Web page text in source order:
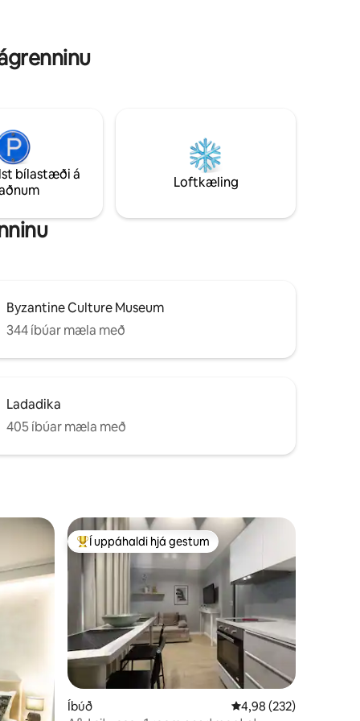
bílastæði á
Loftkæling
Byzantine Culture Museum
344 íbúar mæla með
Ladadika
405 íbúar mæla með
Í mestu uppáhaldi hjá gestum
Í uppáhaldi hjá gestum
Íbúð 4,98 af 5 í
4,98 (232)